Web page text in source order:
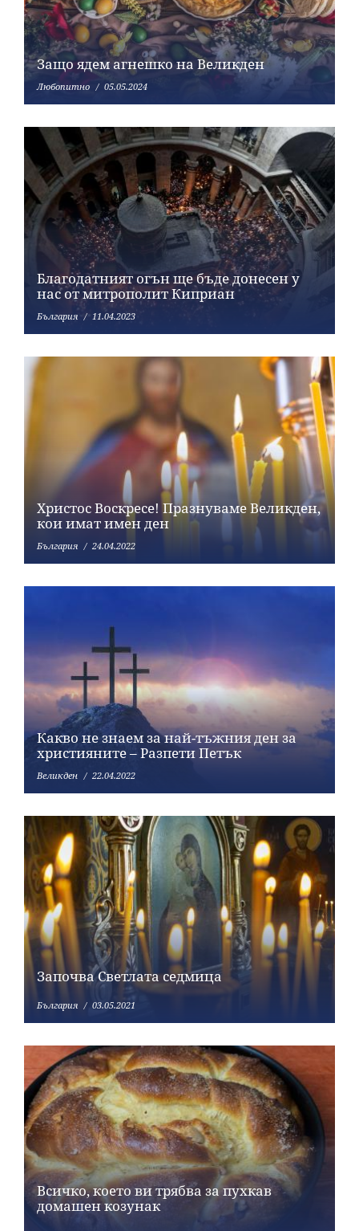
Защо ядем агнешко на Великден
Любопитно 05.05.2024
Благодатният огън ще бъде донесен у
нас от митрополит Киприан
България 11.04.2023
Христос Воскресе! Празнуваме Великден,
кои имат имен ден
България 24.04.2022
Какво не знаем за най-тъжния ден за
християните – Разпети Петък
Великден 22.04.2022
Започва Светлата седмица
България 03.05.2021
Всичко, което ви трябва за пухкав
домашен козунак